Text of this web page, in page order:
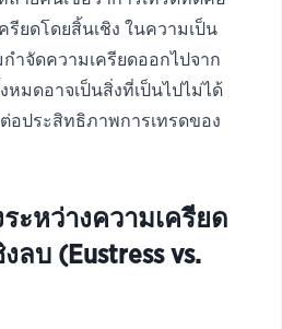
รียดโดยสิ้นเชิง ในความเป็น
ำจัดความเครียดออกไปจาก
หมดอาจเป็นสิ่งที่เป็นไปไม่ได้
อประสิทธิภาพการเทรดของ
ะหว่างความเครียด
ลบ (Eustress vs.